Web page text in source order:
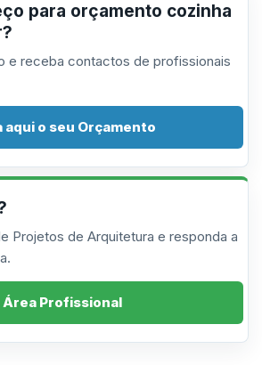
para orçamento cozinha
e receba contactos de profissionais
aqui o seu Orçamento
Projetos de Arquitetura e responda a
Área Profissional